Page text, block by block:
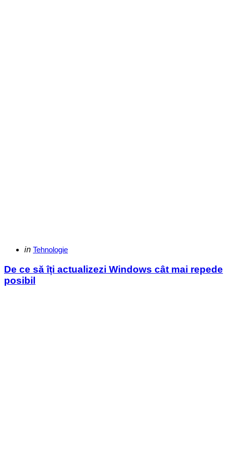
Categories
Posted
in Tehnologie
De ce să îți actualizezi Windows cât mai repede
posibil